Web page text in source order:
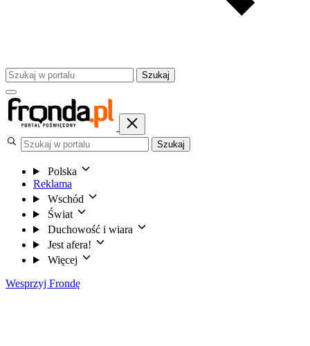
Szukaj
Szukaj
Polska
Reklama
Wschód
Świat
Duchowość i wiara
Jest afera!
Więcej
Wesprzyj Frondę